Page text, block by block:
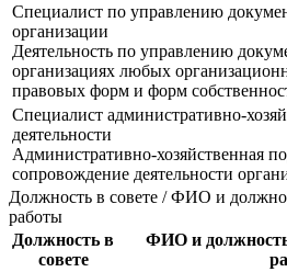
Специалист по управлению
организации
Деятельность по управлению
организациях любых
правовых форм и форм
Специалист административно-
деятельности
Административно-хозяйственная
сопровождение деятельности
Должность в совете / ФИО и
работы
Должность в
совете
ФИО и